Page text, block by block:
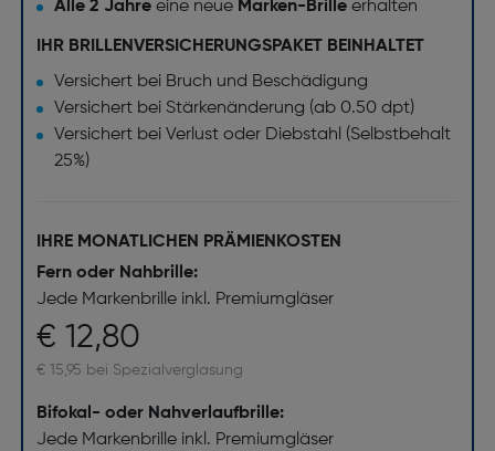
Alle 2 Jahreeine neue Marken-Brille erhalten
IHR BRILLENVERSICHERUNGSPAKET BEINHALTET
Versichert bei Bruch und Beschädigung
Versichert bei Stärkenänderung (ab 0.50 dpt)
Versichert bei Verlust oder Diebstahl (Selbstbehalt
25%)
IHRE MONATLICHEN PRÄMIENKOSTEN
Fern oder Nahbrille:
Jede Markenbrille inkl. Premiumgläser
€ 12,80
€ 15,95 bei Spezialverglasung
Bifokal- oder Nahverlaufbrille:
Jede Markenbrille inkl. Premiumgläser